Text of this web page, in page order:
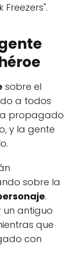
sobre el
a todos
propagado
y la gente
sobre la
.
un antiguo
que
con